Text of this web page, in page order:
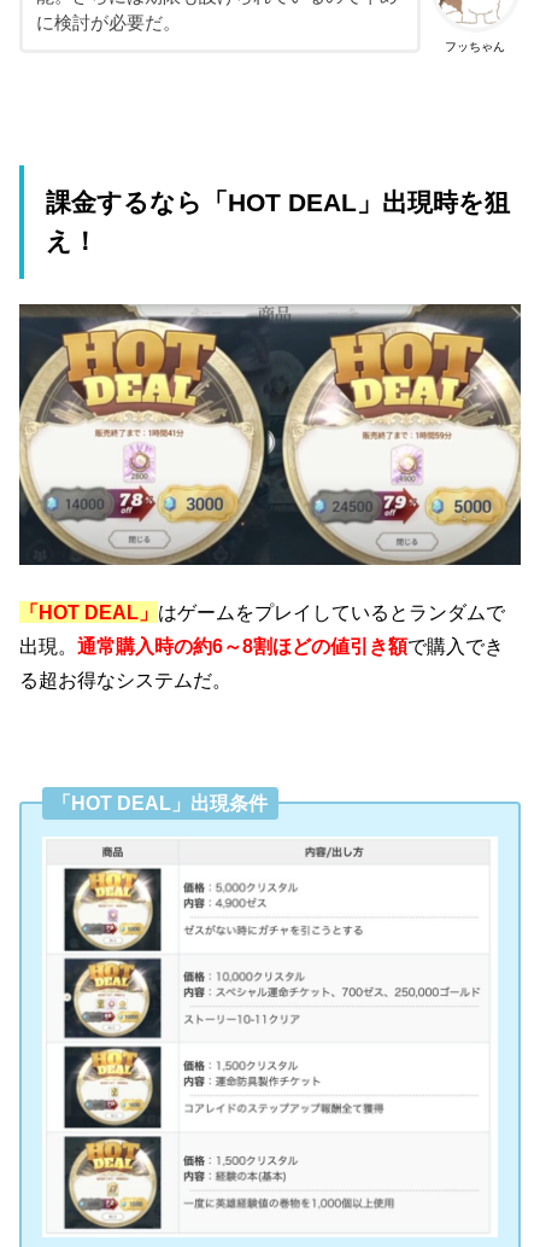
フッちゃん
に検討が必要だ。
課金するなら「HOT DEAL」出現時を狙
え！
「HOT DEAL」 はゲームをプレイしているとランダムで
出現。通常購入時の約6～8割ほどの値引き額で購入でき
る超お得なシステムだ
「HOT DEAL」出現条件